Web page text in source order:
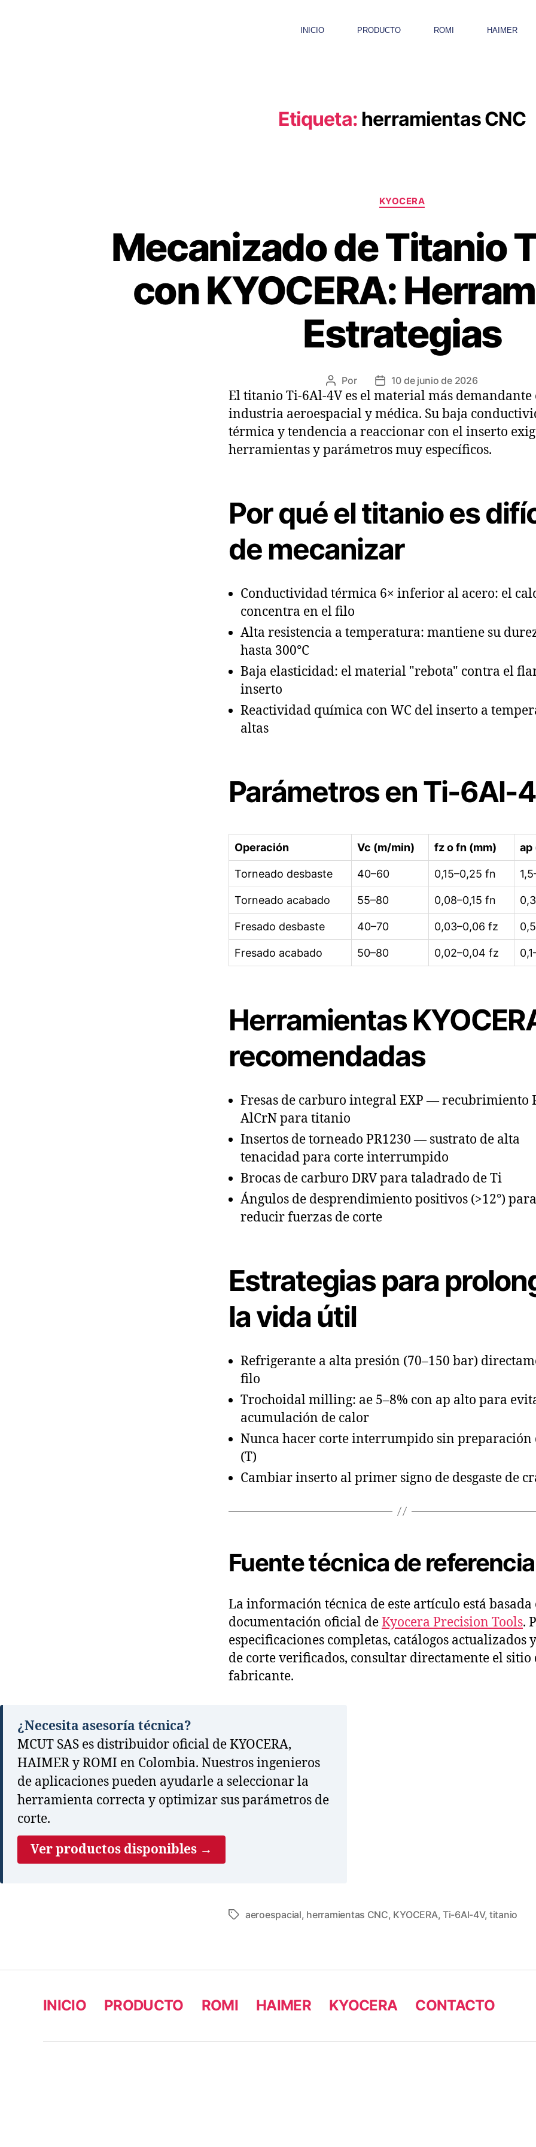
INICIO PRODUCTO ROMI HAIMER
Etiqueta: herramientas CNC
KYOCERA
Mecanizado de Titanio
con KYOCERA:
Estrategias
Por 10 de junio de 2026
El titanio Ti-6Al-4V es el material más demandante
industria aeroespacial y médica. Su baja
térmica y tendencia a reaccionar con el inserto
herramientas y parámetros muy específicos.
Por qué el titanio es
de mecanizar
Conductividad térmica 6× inferior al acero: el
concentra en el filo
Alta resistencia a temperatura: mantiene su
hasta 300°C
Baja elasticidad: el material "rebota" contra el
inserto
Reactividad química con WC del inserto a
altas
Parámetros en Ti-6Al-
Operación Vc (m/min) fz o fn (mm) ap
Torneado desbaste 40–60 0,15–0,25 fn
Torneado acabado 55–80 0,08–0,15 fn
Fresado desbaste 40–70 0,03–0,06 fz
Fresado acabado 50–80 0,02–0,04 fz
Herramientas
recomendadas
Fresas de carburo integral EXP — recubrimiento
AlCrN para titanio
Insertos de torneado PR1230 — sustrato de alta
tenacidad para corte interrumpido
Brocas de carburo DRV para taladrado de Ti
Ángulos de desprendimiento positivos (>12°) para
reducir fuerzas de corte
Estrategias para
la vida útil
Refrigerante a alta presión (70–150 bar)
filo
Trochoidal milling: ae 5–8% con ap alto para
acumulación de calor
Nunca hacer corte interrumpido sin preparación
(T)
Cambiar inserto al primer signo de desgaste de
Fuente técnica de referencia
La información técnica de este artículo está basada
documentación oficial deKyocera Precision Tools.
especificaciones completas, catálogos actualizados
de corte verificados, consultar directamente el sitio
fabricante.
¿Necesita asesoría técnica?
MCUT SAS es distribuidor oficial de KYOCERA,
HAIMER y ROMI en Colombia. Nuestros ingenieros
de aplicaciones pueden ayudarle a seleccionar la
herramienta correcta y optimizar sus parámetros de
corte.
Ver productos disponibles →
aeroespacial, herramientas CNC, KYOCERA, Ti-6Al-4V,titanio
INICIO PRODUCTO ROMI HAIMER KYOCERA CONTACTO